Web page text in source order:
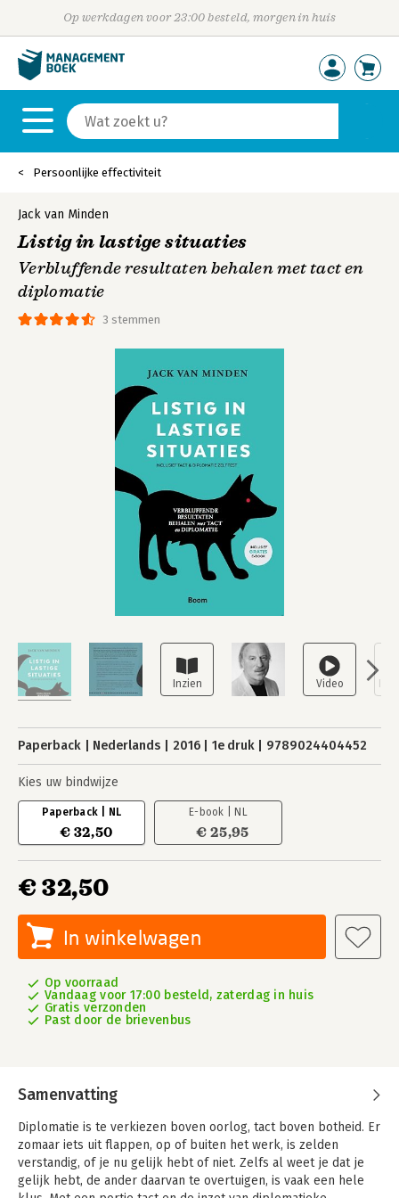
Op werkdagen voor 23:00 besteld, morgen in huis
Persoonlijke effectiviteit
3 stemmen
Jack van Minden
Listig in lastige situaties
Verbluffende resultaten behalen met tact en
diplomatie
Paperback Nederlands 2016 1e druk 9789024404452
Kies uw bindwijze
Paperback | NL
€ 32,50
E-book | NL
€ 25,95
€ 32,50
In winkelwagen
Op voorraad
Vandaag voor 17:00 besteld, zaterdag in huis
Gratis verzonden
Past door de brievenbus
Samenvatting
Diplomatie is te verkiezen boven oorlog, tact boven botheid. Er
zomaar iets uit flappen, op of buiten het werk, is zelden
verstandig, of je nu gelijk hebt of niet. Zelfs al weet je dat je
gelijk hebt, de ander daarvan te overtuigen, is vaak een hele